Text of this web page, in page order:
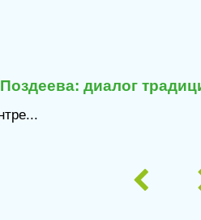
диалог